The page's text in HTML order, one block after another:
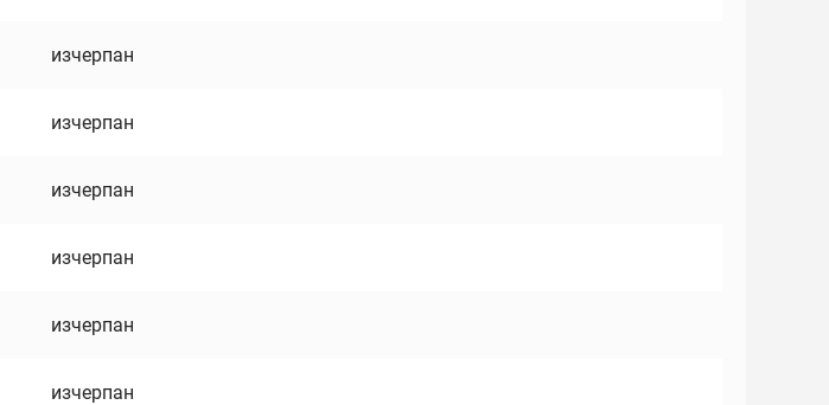
изчерпан
изчерпан
изчерпан
изчерпан
изчерпан
изчерпан